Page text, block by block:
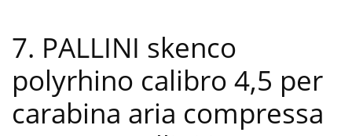
7. PALLINI skenco
polyrhino calibro 4,5 per
carabina aria compressa